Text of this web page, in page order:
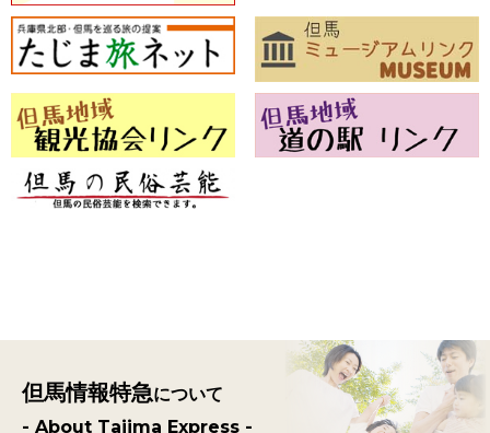
但馬情報特急について
- About Tajima Express -